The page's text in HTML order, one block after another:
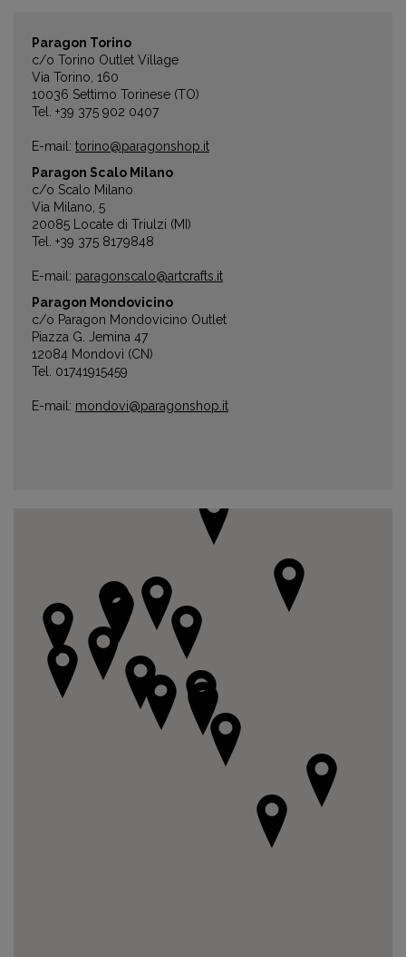
Paragon Torino
c/o Torino Outlet Village
Via Torino, 160
10036 Settimo Torinese (TO)
Tel. +39 375 902 0407
E-mail: torino@paragonshop.it
Paragon Scalo Milano
c/o Scalo Milano
Via Milano, 5
20085 Locate di Triulzi (MI)
Tel. +39 375 8179848
E-mail: paragonscalo@artcrafts.it
Paragon Mondovicino
c/o Paragon Mondovicino Outlet
Piazza G. Jemina 47
12084 Mondovì (CN)
Tel. 01741915459
E-mail: mondovi@paragonshop.it